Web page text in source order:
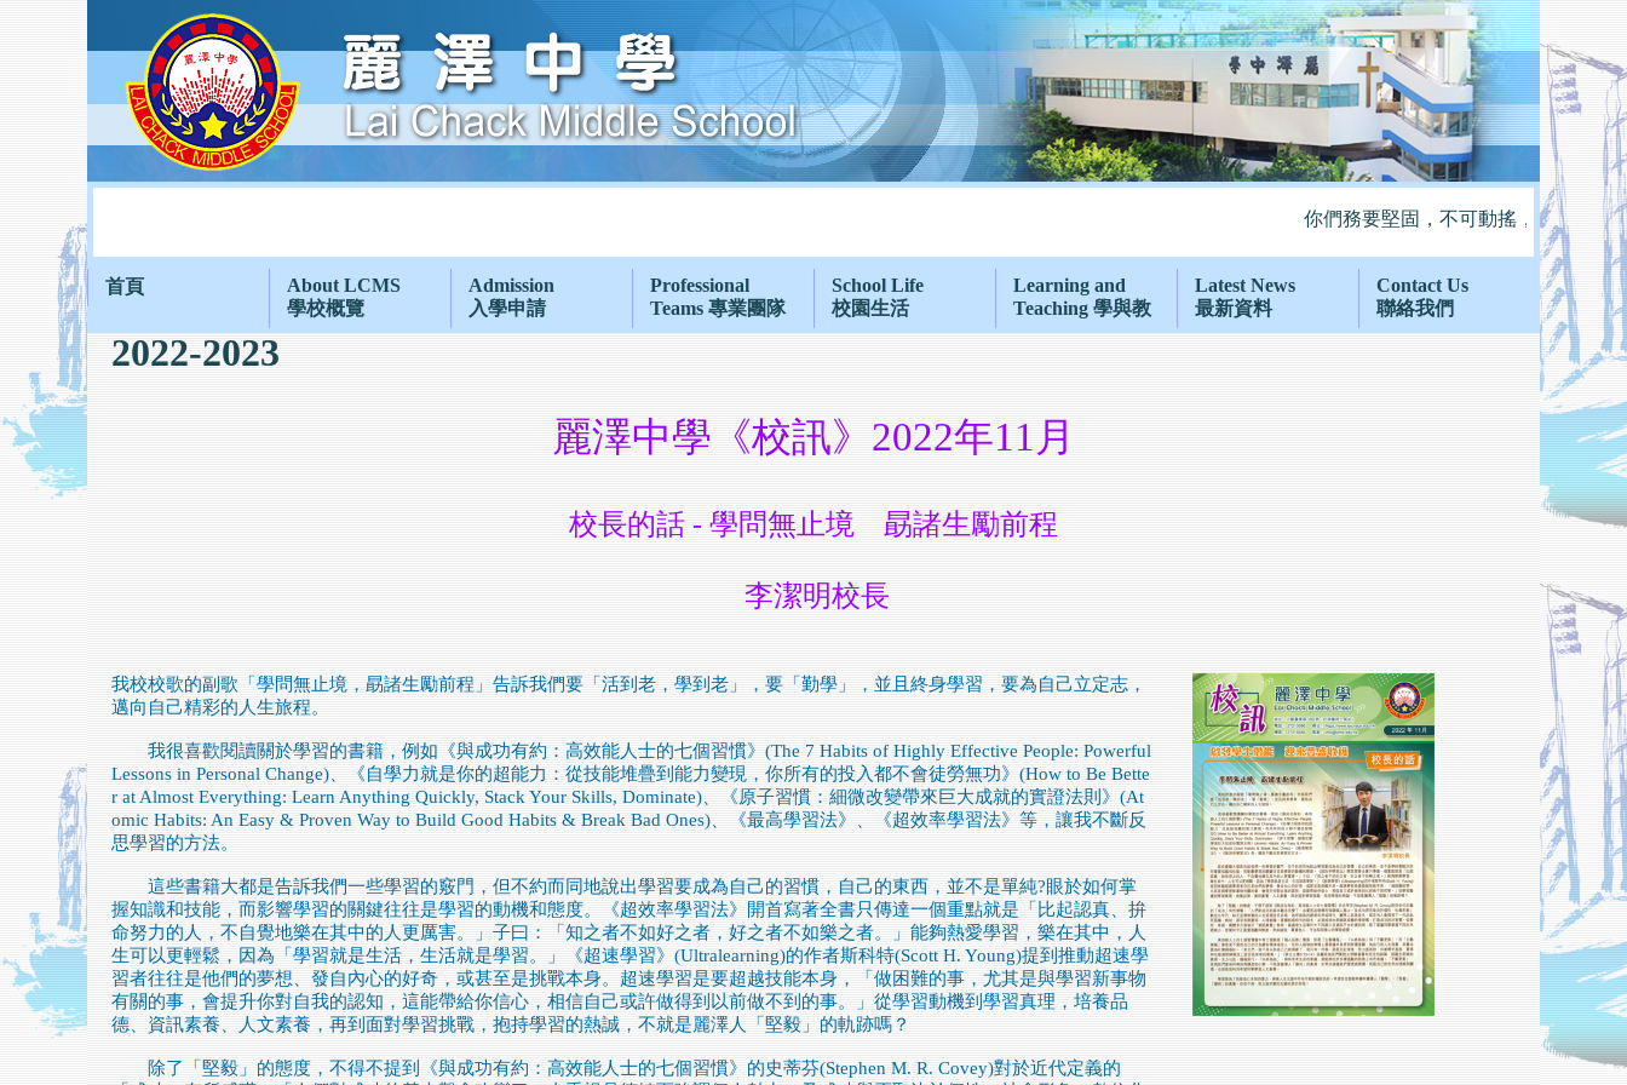
你們務要堅固，不可動搖，常常竭力
首頁
About LCMS
學校概覽
Admission
入學申請
Professional
Teams 專業團隊
School Life
校園生活
Learning and
Teaching 學與教
Latest News
最新資料
Contact Us
聯絡我們
2022-2023